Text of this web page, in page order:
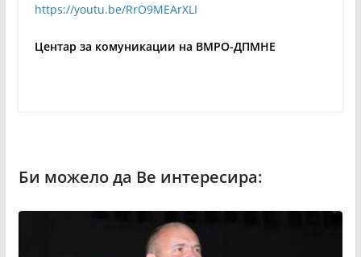
https://youtu.be/RrO9MEArXLI
Центар за комуникации на ВМРО-ДПМНЕ